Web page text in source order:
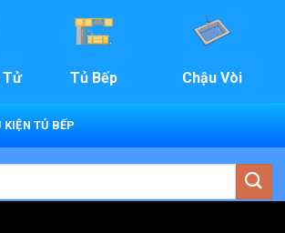
Tử Tủ Bếp Chậu Vòi
KIỆN TỦ BẾP